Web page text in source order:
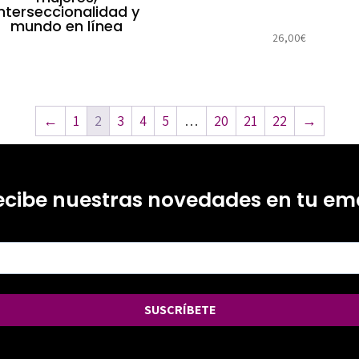
y
mundo en línea
26,00€
← 1 2 3 4 5 … 20 21 22 →
nuestras novedades en tu
SUSCRÍBETE